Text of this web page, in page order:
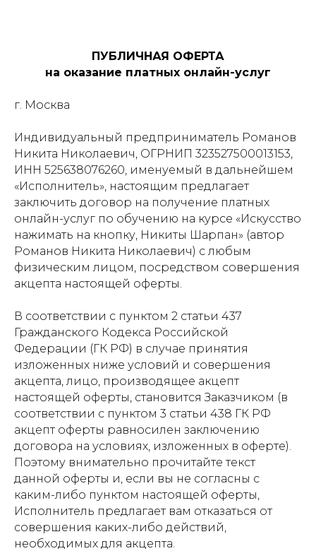
ПУБЛИЧНАЯ ОФЕРТА
на оказание платных онлайн-услуг
г. Москва
Индивидуальный предприниматель Романов
Никита Николаевич, ОГРНИП 323527500013153,
ИНН 525638076260, именуемый в дальнейшем
«Исполнитель», настоящим предлагает
заключить договор на получение платных
онлайн-услуг по обучению на курсе «Искусство
нажимать на кнопку, Никиты Шарпан» (автор
Романов Никита Николаевич) с любым
физическим лицом, посредством совершения
акцепта настоящей оферты.
В соответствии с пунктом 2 статьи 437
Гражданского Кодекса Российской
Федерации (ГК РФ) в случае принятия
изложенных ниже условий и совершения
акцепта, лицо, производящее акцепт
настоящей оферты, становится Заказчиком (в
соответствии с пунктом 3 статьи 438 ГК РФ
акцепт оферты равносилен заключению
договора на условиях, изложенных в оферте).
Поэтому внимательно прочитайте текст
данной оферты и, если вы не согласны с
каким-либо пунктом настоящей оферты,
Исполнитель предлагает вам отказаться от
совершения каких-либо действий,
необходимых для акцепта.